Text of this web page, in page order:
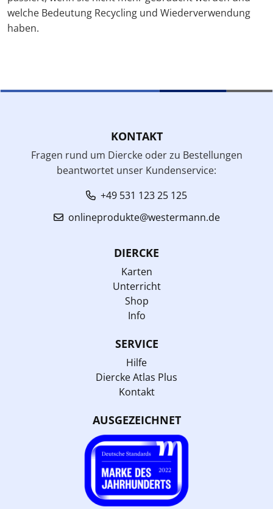
welche Bedeutung Recycling und Wiederverwendung
haben.
KONTAKT
Fragen rund um Diercke oder zu Bestellungen
beantwortet unser Kundenservice:
+49 531 123 25 125
onlineprodukte@westermann.de
DIERCKE
Karten
Unterricht
Shop
Info
SERVICE
Hilfe
Diercke Atlas Plus
Kontakt
AUSGEZEICHNET